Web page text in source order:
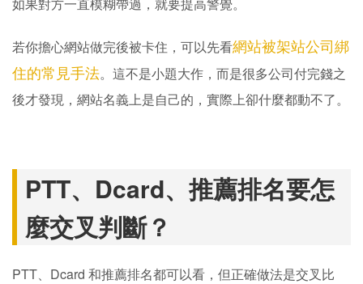
若你擔心網站做完後被卡住，可以先看網站被架站公司綁
住的常見手法。這不是小題大作，而是很多公司付完錢之
後才發現，網站名義上是自己的，實際上卻什麼都動不了。
PTT、Dcard、推薦排名要怎
麼交叉判斷？
PTT、Dcard 和推薦排名都可以看，但正確做法是交叉比